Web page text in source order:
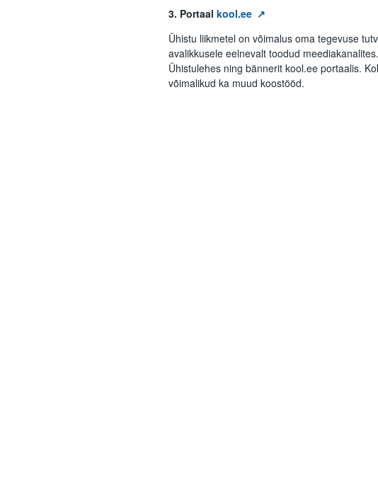
3. Portaal kool.ee
Ühistu liikmetel on võimalus oma tegevuse
avalikkusele eelnevalt toodud
Ühistulehes ning bännerit kool.ee portaalis.
võimalikud ka muud koostööd.